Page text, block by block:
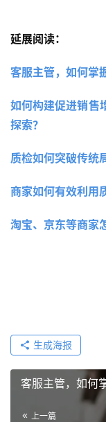
延展阅读：
客服主管，如何掌
如何构建促进销售
探索？
质检如何突破传统
商家如何有效利用
淘宝、京东等商家
生成海报
客服主管，如何
上一篇